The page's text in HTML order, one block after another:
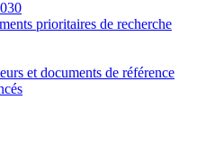
prioritaires de recherche
et documents de référence